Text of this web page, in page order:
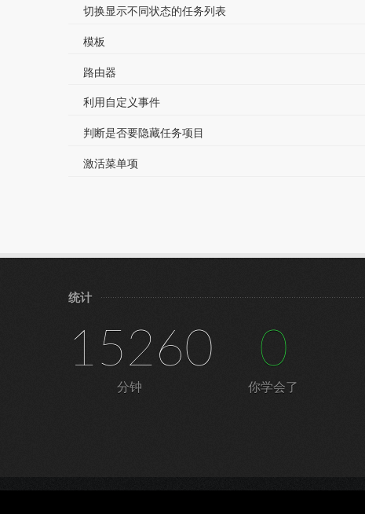
切换显示不同状态的任务列表
模板
路由器
利用自定义事件
判断是否要隐藏任务项目
激活菜单项
统计
15260
分钟
0
你学会了